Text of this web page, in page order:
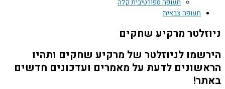
תעופה ספורטיבית קלה
תעופה צבאית
מרקיע שחקים
לניוזלטר של מרקיע שחקים ותהיו
לדעת על מאמרים ועדכונים חדשים